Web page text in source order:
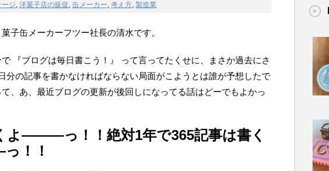
ジ, 洋菓子店の販促, 缶メーカー, 考え方, 製造業
子缶メーカーフツー社長の清水です。
『ブログは毎日書こう！』 って言ってたくせに、まさか過去にさ
分の記事を書かなければならない局面がこようとは誰が予想したで
て、あ、最近ブログの更新が後回しになってる話はどーでもよかっ
よ―――っ！！絶対1年で365記事は書く
！！